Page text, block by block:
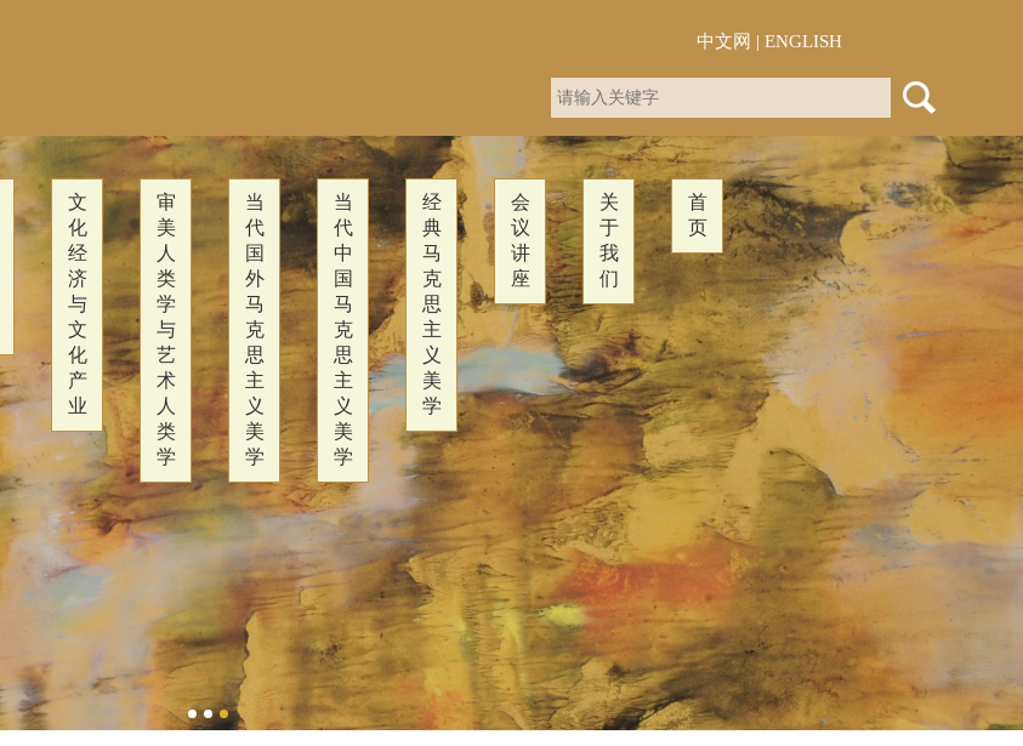
中文网 | ENGLISH
文
化
经
济
与
文
化
产
业
审
美
人
类
学
与
艺
术
人
类
学
当
代
国
外
马
克
思
主
义
美
学
当
代
中
国
马
克
思
主
义
美
学
经
典
马
克
思
主
义
美
学
会
议
讲
座
关
于
我
们
首
页